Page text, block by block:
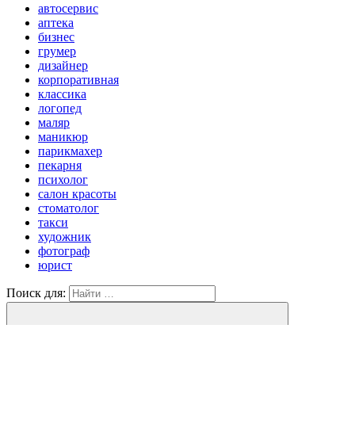
автосервис
аптека
бизнес
грумер
дизайнер
корпоративная
классика
логопед
маляр
маникюр
парикмахер
пекарня
психолог
салон красоты
стоматолог
такси
художник
фотограф
юрист
Поиск для: